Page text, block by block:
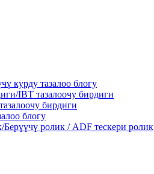
курду тазалоо блогу
IBT тазалоочу бирдиги
бирдиги
блогу
ролик / ADF тескери ролик